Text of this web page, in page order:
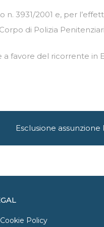
3931/2001 e, per
di Polizia
favore del ricorrente in
Esclusione
Cookie Policy